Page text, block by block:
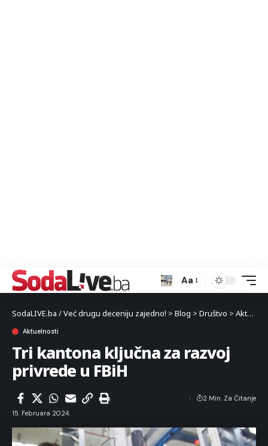
Aa
SodaLIVE.ba / Već drugu deceniju zajedno! > Blog > Društvo > Aktuelnosti
Aktuelnosti
Tri kantona ključna za razvoj
privrede u FBiH
15. Februara 2024.
2 Min. Za Čitanje